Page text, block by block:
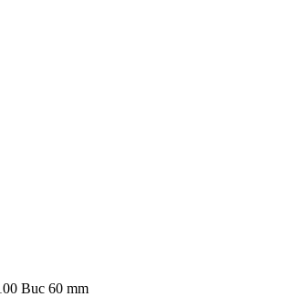
Buc 60 mm